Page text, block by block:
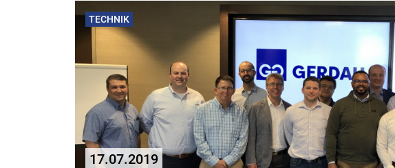
TECHNIK
17.07.2019